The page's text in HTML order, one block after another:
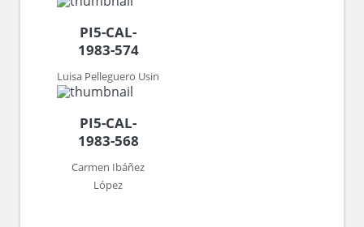
PI5-CAL-
1983-574
Luisa Pelleguero Usin
PI5-CAL-
1983-568
Carmen Ibáñez
López